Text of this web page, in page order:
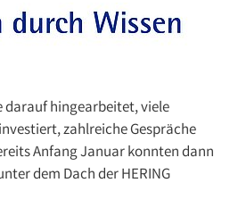
darauf hingearbeitet, viele
zahlreiche Gespräche
Anfang Januar konnten dann
dem Dach der HERING